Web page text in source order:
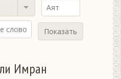
Показать
Имран